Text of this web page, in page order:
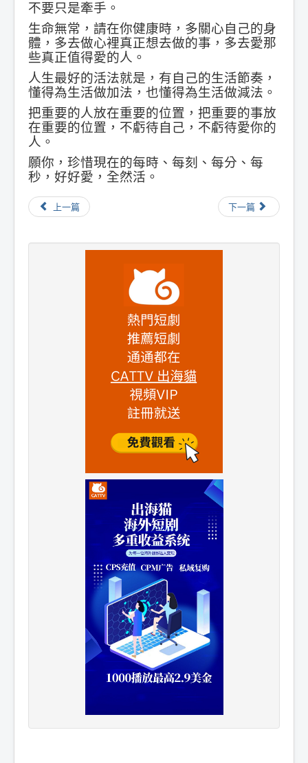
不要只是牽手。
生命無常，請在你健康時，多關心自己的身
體，多去做心裡真正想去做的事，多去愛那
些真正值得愛的人。
人生最好的活法就是，有自己的生活節奏，
懂得為生活做加法，也懂得為生活做減法。
把重要的人放在重要的位置，把重要的事放
在重要的位置，不虧待自己，不虧待愛你的
人。
願你，珍惜現在的每時、每刻、每分、每
秒，好好愛，全然活。
上一篇 下一篇